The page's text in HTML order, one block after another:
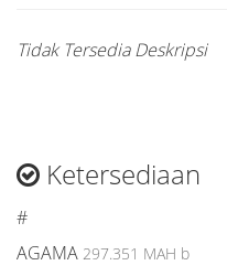
Tidak Tersedia Deskripsi
Ketersediaan
#
AGAMA 297.351 MAH b